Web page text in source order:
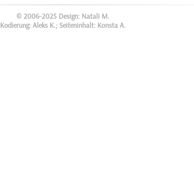
© 2006-2025 Design: Natali M.
Kodierung: Aleks K.; Seiteninhalt: Konsta A.